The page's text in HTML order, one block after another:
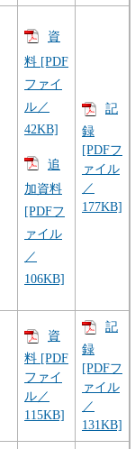
資
料 [PDF
ファイ
ル／
42KB]
追
加資料
[PDFフ
ァイル
／
106KB]
記
録
[PDFフ
ァイル
／
177KB]
資
料 [PDF
ファイ
ル／
115KB]
記
録
[PDFフ
ァイル
／
131KB]